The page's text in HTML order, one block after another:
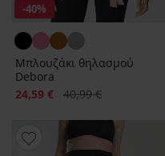
-40%
Μπλουζάκι θηλασμού
Debora
Έκπτωση
24,59 € Αρχική τιμή
40,99 €